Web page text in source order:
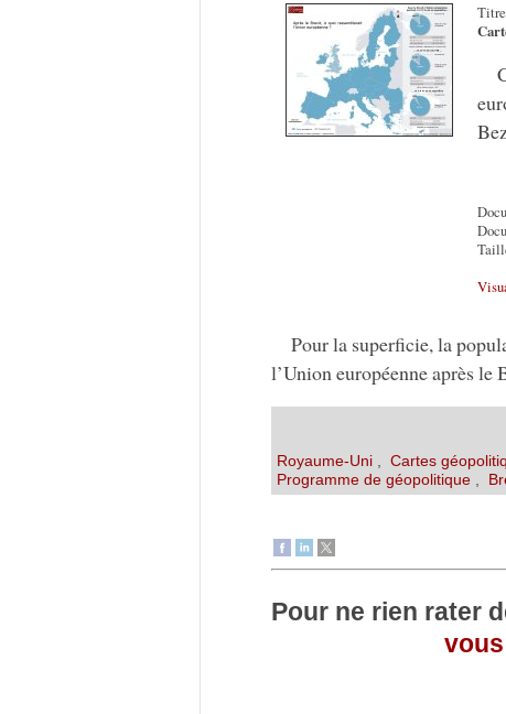
Pour la superficie, la
l’Union européenne après le
Royaume-Uni , Cartes
Programme de géopolitique,
Pour ne rien rater